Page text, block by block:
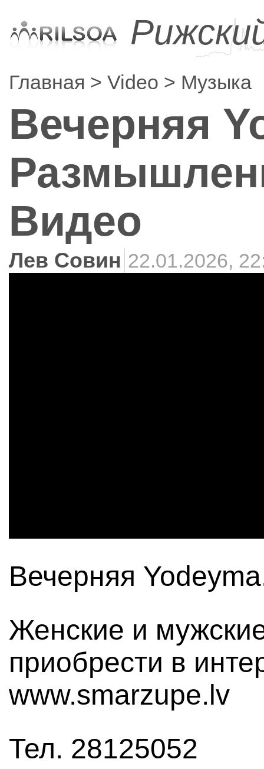
Главная Video Музыка
Вечерняя
Видео
Лев Совин 22.01.2026,
Вечерняя
Женские и
приобрести в
www.smarzupe.lv
Тел. 28125052